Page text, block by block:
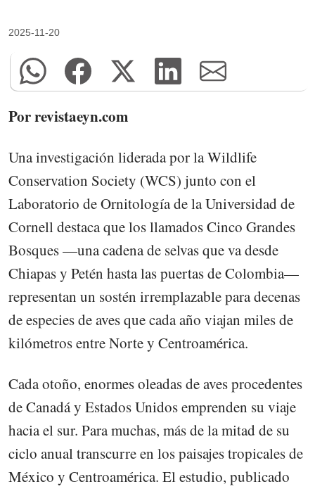
2025-11-20
Por revistaeyn.com
Una investigación liderada por la Wildlife
Conservation Society (WCS) junto con el
Laboratorio de Ornitología de la Universidad de
Cornell destaca que los llamados Cinco Grandes
Bosques —una cadena de selvas que va desde
Chiapas y Petén hasta las puertas de Colombia—
representan un sostén irremplazable para decenas
de especies de aves que cada año viajan miles de
kilómetros entre Norte y Centroamérica.
Cada otoño, enormes oleadas de aves procedentes
de Canadá y Estados Unidos emprenden su viaje
hacia el sur. Para muchas, más de la mitad de su
ciclo anual transcurre en los paisajes tropicales de
México y Centroamérica. El estudio, publicado